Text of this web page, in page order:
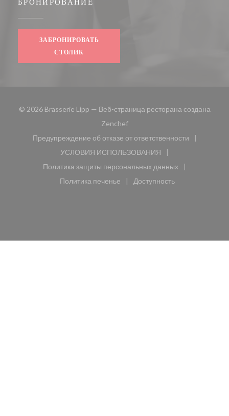
БРОНИРОВАНИЕ
ЗАБРОНИРОВАТЬ
СТОЛИК
© 2026 Brasserie Lipp — Веб-страница ресторана создана
Zenchef((открывается в новом окне))
Предупреждение об отказе от ответственности
((открывается в новом окне))
УСЛОВИЯ ИСПОЛЬЗОВАНИЯ
((открывается в новом окне))
Политика защиты персональных данных
((открывается в новом окне))
Политика печенье
((открывается в новом окне))
Доступность